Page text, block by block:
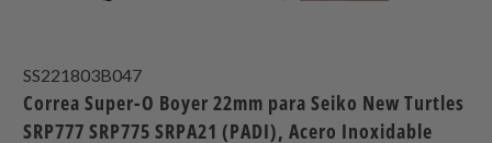
SS221803B047
Correa Super-O Boyer 22mm para Seiko New Turtles
SRP777 SRP775 SRPA21 (PADI), Acero Inoxidable